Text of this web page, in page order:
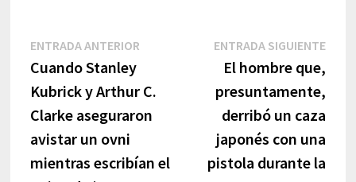
Navegación
de
entradas
ENTRADA ANTERIOREntrada
Cuando Stanley
Kubrick y Arthur C.
Clarke aseguraron
avistar un ovni
mientras escribían el
ENTRADA SIGUIENTE
El hombre que,
presuntamente,
derribó un caza
japonés con una
pistola durante la